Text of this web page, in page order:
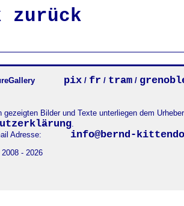
zurück
pix / fr / tram /
gezeigten Bilder und Texte unterliegen dem
.
Adresse:
info@bernd-
- 2026